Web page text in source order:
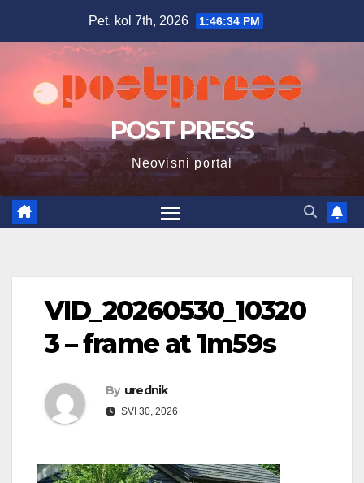
Pet. kol 7th, 2026 1:46:35 PM
POST PRESS
Neovisni portal
VID_20260530_10320
3 – frame at 1m59s
By urednik
SVI 30, 2026